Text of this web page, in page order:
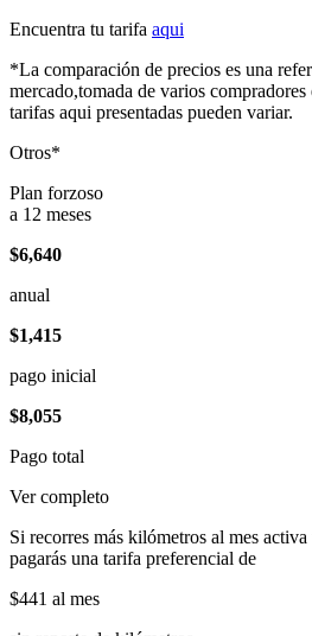
Encuentra tu tarifa aqui
*La comparación de precios es una
mercado,tomada de varios
tarifas aqui presentadas pueden variar.
Otros*
Plan forzoso
a 12 meses
$6,640
anual
$1,415
pago inicial
$8,055
Pago total
Ver completo
Si recorres más kilómetros al mes
pagarás una tarifa preferencial de
$441 al mes